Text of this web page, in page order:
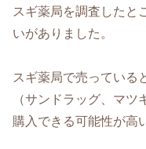
スギ薬局を調査したと
いがありました。
スギ薬局で売っている
（サンドラッグ、マ
購入できる可能性が高